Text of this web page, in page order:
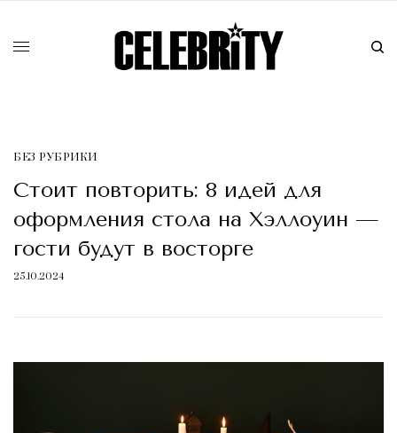
БЕЗ РУБРИКИ
Стоит повторить: 8 идей для
оформления стола на Хэллоуин —
гости будут в восторге
25.10.2024